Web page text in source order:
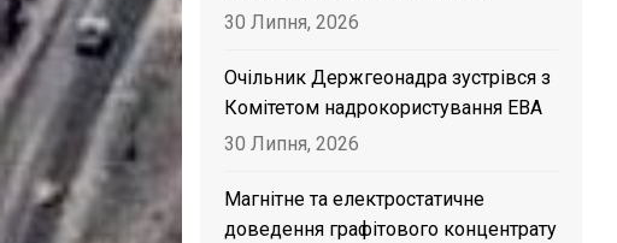
30 Липня, 2026
Очільник Держгеонадра зустрівся з
Комітетом надрокористування EBA
30 Липня, 2026
Магнітне та електростатичне
доведення графітового концентрату